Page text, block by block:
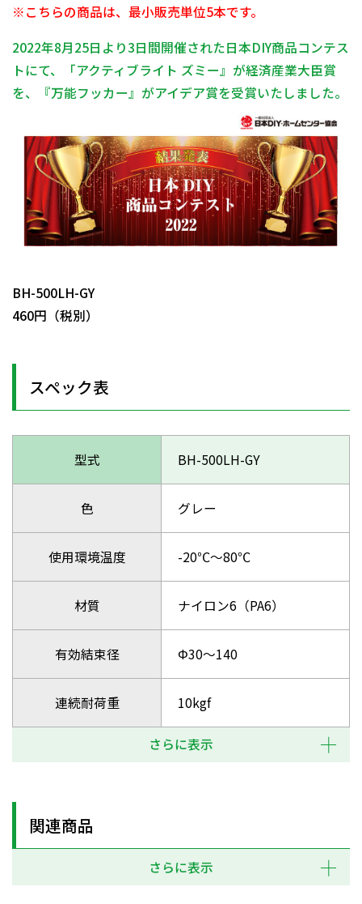
※こちらの商品は、最小販売単位5本です。
2022年8月25日より3日間開催された日本DIY商品コンテス
トにて、「アクティブライト ズミー』が経済産業大臣賞
を、『万能フッカー』がアイデア賞を受賞いたしました。
BH-500LH-GY
460円（税別）
スペック表
型式 BH-500LH-GY
色 グレー
使用環境温度 -20℃～80℃
材質 ナイロン6（PA6）
有効結束径 Φ30～140
連続耐荷重 10kgf
さらに表示
関連商品
さらに表示